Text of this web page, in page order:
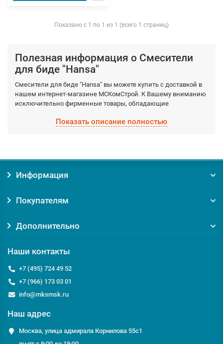
Показано с 1 по 1 из 1 (всего 1 страниц)
Полезная информация о Смесители
для биде "Hansa"
Смесители для биде "Hansa" вы можете купить с доставкой в
нашем интернет-магазине МСКомСтрой. К Вашему вниманию
исключительно фирменные товары, обладающие
фабрично из качественных материалов. Выберите
Заказывая товар Смесители для биде "Hansa" у нас, вы
Уверенность в оригинальности товара. Мы против
Гарантию на товар от производителя;
Доставку по Москве от 0 руб;
курьером или транспортной компанией;
Если у вас есть вопросы относительно Смесители для биде
ответим на них по телефону
info@msckomstroy.com
Показать описание полностью
Информация
Покупателям
Дополнительно
Наши контакты
+7 (495) 724 49 52
+7 (966) 173 03 01
info@mksmsk.ru
Наш адрес
Москва, улица адмирала Корнилова 55с1